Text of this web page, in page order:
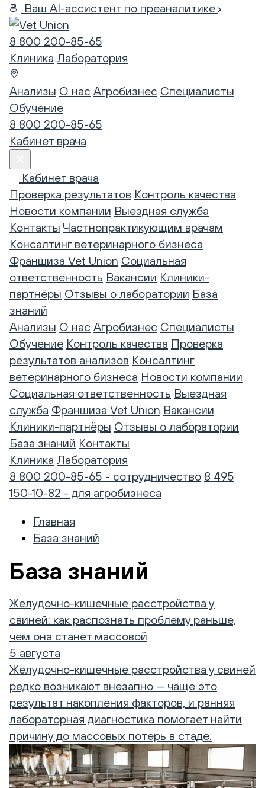
Ваш AI-ассистент по преаналитике
8 800 200-85-65
Клиника Лаборатория
Анализы О нас Агробизнес Специалисты
Обучение
8 800 200-85-65
Кабинет врача
Кабинет врача
Проверка результатов Контроль качества
Новости компании Выездная служба
Контакты Частнопрактикующим врачам
Консалтинг ветеринарного бизнеса
Франшиза Vet Union Социальная
ответственность Вакансии Клиники-
партнёры Отзывы о лаборатории База
знаний
Анализы О нас Агробизнес Специалисты
Обучение Контроль качества Проверка
результатов анализов Консалтинг
ветеринарного бизнеса Новости компании
Социальная ответственность Выездная
служба Франшиза Vet Union Вакансии
Клиники-партнёры Отзывы о лаборатории
База знаний Контакты
Клиника Лаборатория
8 800 200-85-65 - сотрудничество 8 495
150-10-82 - для агробизнеса
Главная
База знаний
База знаний
Желудочно-кишечные расстройства у
свиней: как распознать проблему раньше,
чем она станет массовой
5 августа
Желудочно-кишечные расстройства у свиней
редко возникают внезапно — чаще это
результат накопления факторов, и ранняя
лабораторная диагностика помогает найти
причину до массовых потерь в стаде.